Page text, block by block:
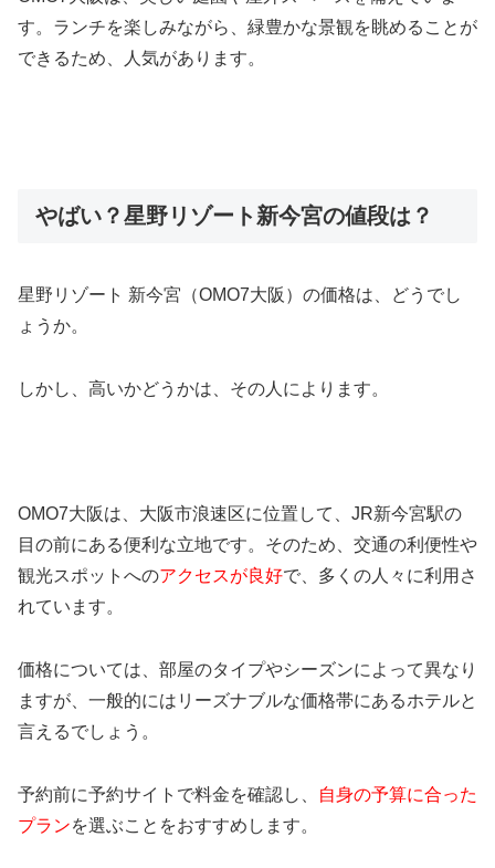
す。ランチを楽しみながら、緑豊かな景観を眺めることが
できるため、人気があります。
やばい？星野リゾート新今宮の値段は？
星野リゾート 新今宮（OMO7大阪）の価格は、どうでし
ょうか。
しかし、高いかどうかは、その人によります。
OMO7大阪は、大阪市浪速区に位置して、JR新今宮駅の
目の前にある便利な立地です。そのため、交通の利便性や
観光スポットへのアクセスが良好で、多くの人々に利用さ
れています。
価格については、部屋のタイプやシーズンによって異なり
ますが、一般的にはリーズナブルな価格帯にあるホテルと
言えるでしょう。
予約前に予約サイトで料金を確認し、
自身の予算に合った
プランを選ぶことをおすすめします。